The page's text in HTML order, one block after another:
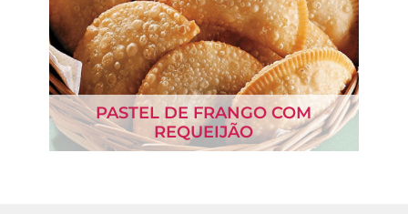
PASTEL DE FRANGO COM
REQUEIJÃO